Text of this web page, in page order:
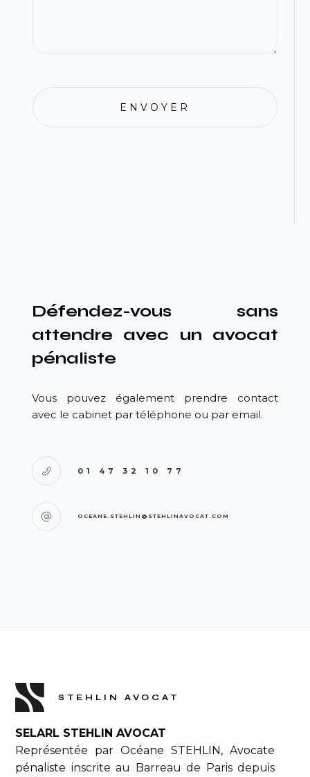
Défendez-vous sans
attendre avec un avocat
pénaliste
Vous pouvez également prendre contact
avec le cabinet par téléphone ou par email.
01 47 32 10 77
OCEANE.STEHLIN@STEHLINAVOCAT.COM
STEHLIN AVOCAT
SELARL STEHLIN AVOCAT
Représentée par Océane STEHLIN, Avocate
pénaliste inscrite au Barreau de Paris depuis